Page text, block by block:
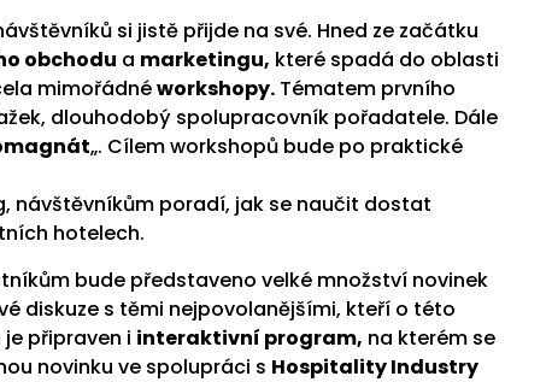
si jistě přijde na své. Hned ze začátku
obchodu a marketingu, které spadá do oblasti
mimořádnéworkshopy. Tématem prvního
dlouhodobý spolupracovník pořadatele. Dále
„. Cílem workshopů bude po praktické
návštěvníkům poradí, jak se naučit dostat
hotelech.
bude představeno velké množství novinek
diskuze s těmi nejpovolanějšími, kteří o této
připraven i interaktivní program, na kterém se
novinku ve spolupráci s Hospitality Industry